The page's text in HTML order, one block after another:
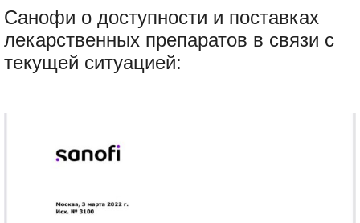
Санофи о доступности и поставках
лекарственных препаратов в связи с
текущей ситуацией: